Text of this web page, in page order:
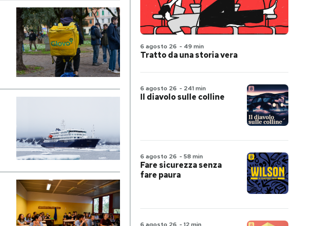
6 agosto 26 - 49 min
Tratto da una storia vera
6 agosto 26 - 241 min
Il diavolo sulle colline
6 agosto 26 - 58 min
Fare sicurezza senza
fare paura